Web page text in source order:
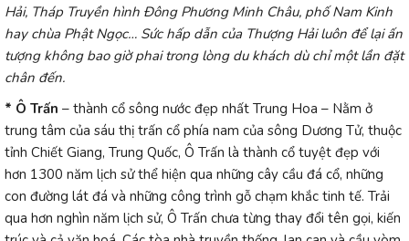
Hải, Tháp Truyền hình Đông Phương Minh Châu, phố Nam Kinh
hay chùa Phật Ngọc… Sức hấp dẫn của Thượng Hải luôn để lại ấn
tượng không bao giờ phai trong lòng du khách dù chỉ một lần đặt
chân đến.
* Ô Trấn – thành cổ sông nước đẹp nhất Trung Hoa – Nằm ở
trung tâm của sáu thị trấn cổ phía nam của sông Dương Tử, thuộc
tỉnh Chiết Giang, Trung Quốc, Ô Trấn là thành cổ tuyệt đẹp với
hơn 1300 năm lịch sử thể hiện qua những cây cầu đá cổ, những
con đường lát đá và những công trình gỗ chạm khắc tinh tế. Trải
qua hơn nghìn năm lịch sử, Ô Trấn chưa từng thay đổi tên gọi, kiến